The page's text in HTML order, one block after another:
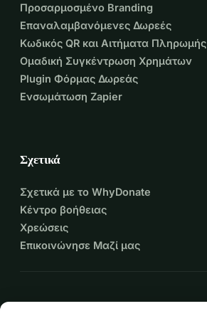
Προσαρμοσμένο Branding
Επαναλαμβανόμενες Δωρεές
Κωδικός QR και Αιτήματα Πληρωμής
Ομαδική Συγκέντρωση Χρημάτων
Plugin Φόρμας Δωρεάς
Ενσωμάτωση Zapier
Σχετικά
Σχετικά με το WhyDonate
Κέντρο βοήθειας
Χρεώσεις
Επικοινώνησε Μαζί μας